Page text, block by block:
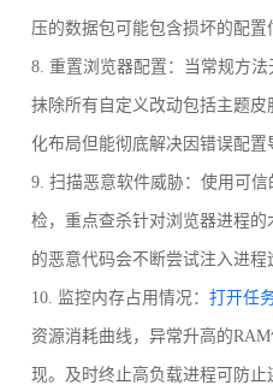
压的数据包可能包含损坏的配置
8. 重置浏览器配置：当常规方
抹除所有自定义改动包括主题
化布局但能彻底解决因错误配置
9. 扫描恶意软件威胁：使用可
检，重点查杀针对浏览器进程
的恶意代码会不断尝试注入进程
10. 监控内存占用情况： 打开任
资源消耗曲线，异常升高的
现。及时终止高负载进程可防止